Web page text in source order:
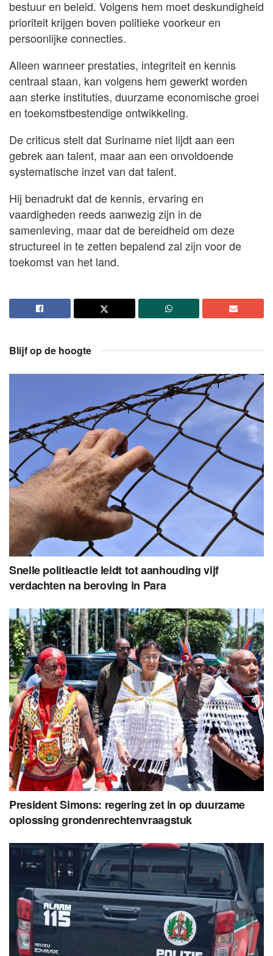
bestuur en beleid. Volgens hem moet deskundigheid
prioriteit krijgen boven politieke voorkeur en
persoonlijke connecties.
Alleen wanneer prestaties, integriteit en kennis
centraal staan, kan volgens hem gewerkt worden
aan sterke instituties, duurzame economische groei
en toekomstbestendige ontwikkeling.
De criticus stelt dat Suriname niet lijdt aan een
gebrek aan talent, maar aan een onvoldoende
systematische inzet van dat talent.
Hij benadrukt dat de kennis, ervaring en
vaardigheden reeds aanwezig zijn in de
samenleving, maar dat de bereidheid om deze
structureel in te zetten bepalend zal zijn voor de
toekomst van het land.
Blijf op de hoogte
Snelle politieactie leidt tot aanhouding vijf
verdachten na beroving in Para
President Simons: regering zet in op duurzame
oplossing grondenrechtenvraagstuk